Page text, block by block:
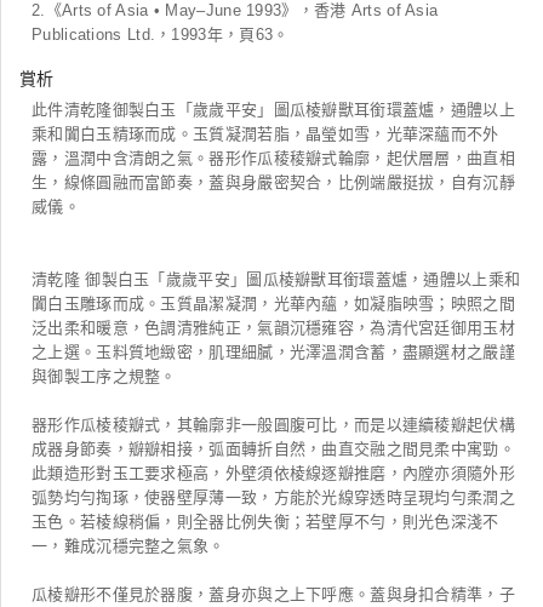
2.《Arts of Asia • May–June 1993》，香港 Arts of Asia
Publications Ltd.，1993年，頁63。
賞析
此件清乾隆御製白玉「歲歲平安」圖瓜棱瓣獸耳銜環蓋爐，通體以上
乘和闐白玉精琢而成。玉質凝潤若脂，晶瑩如雪，光華深蘊而不外
露，溫潤中含清朗之氣。器形作瓜稜稜瓣式輪廓，起伏層層，曲直相
生，線條圓融而富節奏，蓋與身嚴密契合，比例端嚴挺拔，自有沉靜
威儀。
清乾隆 御製白玉「歲歲平安」圖瓜棱瓣獸耳銜環蓋爐，通體以上乘和
闐白玉雕琢而成。玉質晶潔凝潤，光華內蘊，如凝脂映雪；映照之間
泛出柔和暖意，色調清雅純正，氣韻沉穩雍容，為清代宮廷御用玉材
之上選。玉料質地緻密，肌理細膩，光澤溫潤含蓄，盡顯選材之嚴謹
與御製工序之規整。
器形作瓜棱稜瓣式，其輪廓非一般圓腹可比，而是以連續稜瓣起伏構
成器身節奏，瓣瓣相接，弧面轉折自然，曲直交融之間見柔中寓勁。
此類造形對玉工要求極高，外壁須依棱線逐瓣推磨，內膛亦須隨外形
弧勢均勻掏琢，使器壁厚薄一致，方能於光線穿透時呈現均勻柔潤之
玉色。若棱線稍偏，則全器比例失衡；若壁厚不勻，則光色深淺不
一，難成沉穩完整之氣象。
瓜棱瓣形不僅見於器腹，蓋身亦與之上下呼應。蓋與身扣合精準，子